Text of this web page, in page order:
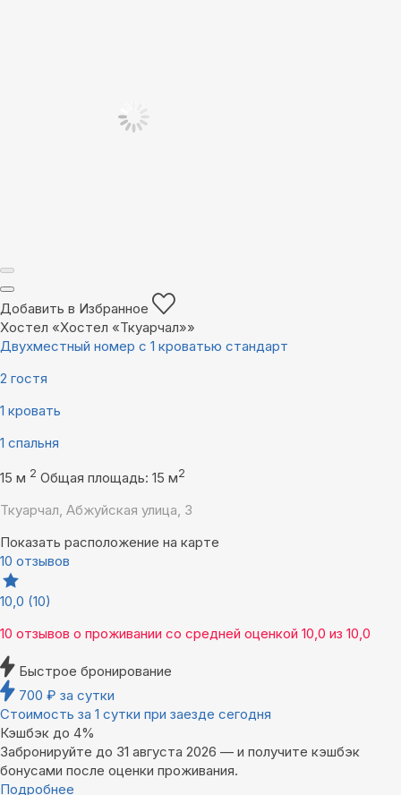
Добавить в Избранное
Хостел «Хостел «Ткуарчал»»
Двухместный номер с 1 кроватью стандарт
2 гостя
1 кровать
1 спальня
15 м 2 Общая площадь: 15 м2
Ткуарчал, Абжуйская улица, 3
Показать расположение на карте
10 отзывов
10,0 (10)
10 отзывов о проживании со средней оценкой 10,0 из 10,0
Быстрое бронирование
700 ₽ за сутки
Стоимость за 1 сутки при заезде сегодня
Кэшбэк до 4%
Забронируйте до 31 августа 2026 — и получите кэшбэк
бонусами после оценки проживания.
Подробнее